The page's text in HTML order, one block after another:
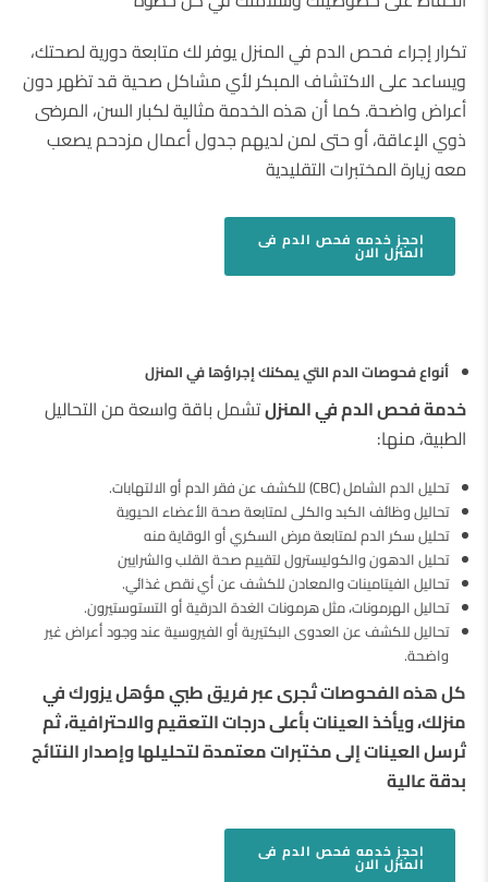
تكرار إجراء فحص الدم في المنزل يوفر لك متابعة دورية لصحتك،
ويساعد على الاكتشاف المبكر لأي مشاكل صحية قد تظهر دون
أعراض واضحة. كما أن هذه الخدمة مثالية لكبار السن، المرضى
ذوي الإعاقة، أو حتى لمن لديهم جدول أعمال مزدحم يصعب
معه زيارة المختبرات التقليدية
احجز خدمه فحص الدم فى
المنزلالان
أنواع فحوصات الدم التي يمكنك إجراؤها في المنزل
خدمة فحص الدم في المنزلتشمل باقة واسعة من التحاليل
الطبية، منها:
تحليل الدم الشامل (CBC) للكشف عن فقر الدم أو الالتهابات.
تحاليل وظائف الكبد والكلى لمتابعة صحة الأعضاء الحيوية
تحليل سكر الدم لمتابعة مرض السكري أو الوقاية منه
تحليل الدهون والكوليسترول لتقييم صحة القلب والشرايين
تحاليل الفيتامينات والمعادن للكشف عن أي نقص غذائي.
تحاليل الهرمونات، مثل هرمونات الغدة الدرقية أو التستوستيرون.
تحاليل للكشف عن العدوى البكتيرية أو الفيروسية عند وجود أعراض غير
واضحة.
كل هذه الفحوصات تُجرى عبر فريق طبي مؤهل يزورك في
منزلك، ويأخذ العينات بأعلى درجات التعقيم والاحترافية، ثم
تُرسل العينات إلى مختبرات معتمدة لتحليلها وإصدار النتائج
بدقة عالية
احجز خدمه فحص الدم فى
المنزلالان